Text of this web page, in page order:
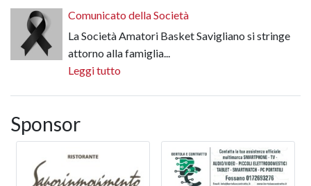
Comunicato della Società
La Società Amatori Basket Savigliano si stringe
attorno alla famiglia...
Leggi tutto
Sponsor